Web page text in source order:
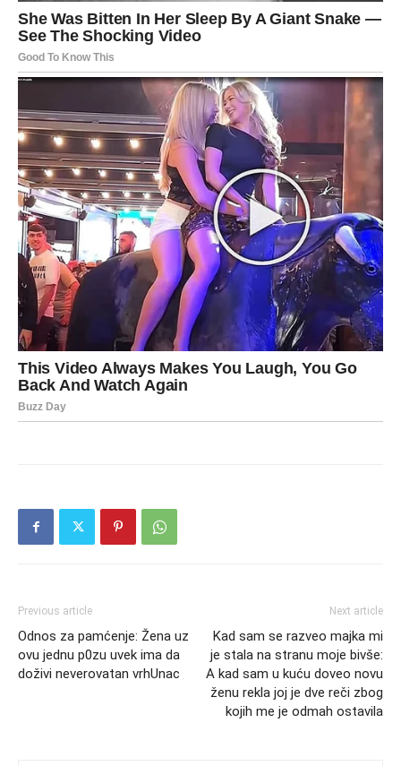
Previous article
Odnos za pamćenje: Žena uz
ovu jednu p0zu uvek ima da
doživi neverovatan vrhUnac
Next article
Kad sam se razveo majka mi
je stala na stranu moje bivše:
A kad sam u kuću doveo novu
ženu rekla joj je dve reči zbog
kojih me je odmah ostavila